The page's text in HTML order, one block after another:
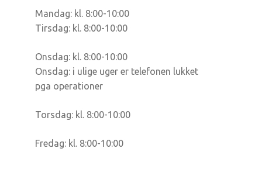
Mandag: kl. 8:00-10:00
Tirsdag: kl. 8:00-10:00
Onsdag: kl. 8:00-10:00
Onsdag: i ulige uger er telefonen lukket
pga operationer
Torsdag: kl. 8:00-10:00
Fredag: kl. 8:00-10:00